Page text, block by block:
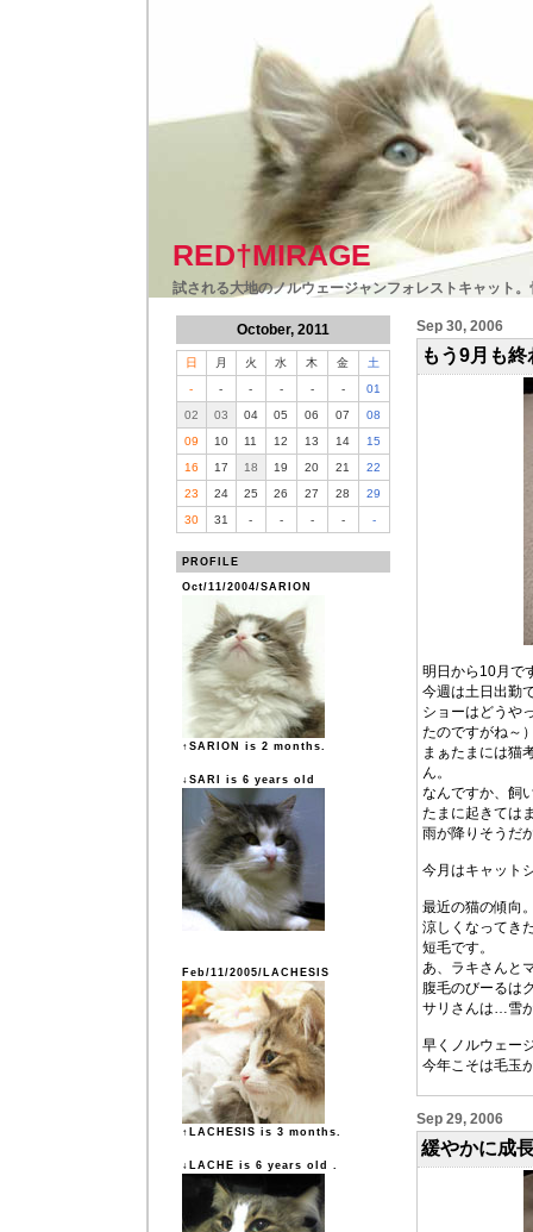
RED†MIRAGE
試される大地のノルウェージャンフォレストキャット
October, 2011
日 月 火 水 木 金
土
-
- - - - -
01
02
03 04 05 06 07
08
09
10 11 12 13 14
15
16
17 18 19 20 21
22
23
24 25 26 27 28
29
30
31 - - - - -
PROFILE
Oct/11/2004/SARION
↑SARION is 2 months.
↓SARI is 6 years old
Feb/11/2005/LACHESIS
↑LACHESIS is 3 months.
↓LACHE is 6 years old .
Sep 30, 2006
もう9月も
明日から10月で
今週は土日出勤
ショーはどうや
たのですがね～
まぁたまには猫
ん。
なんですか、飼
たまに起きては
雨が降りそうだ
今月はキャット
最近の猫の傾向
涼しくなってき
短毛です。
あ、ラキさんと
腹毛のびーるは
サリさんは…雪
早くノルウェー
今年こそは毛玉
Sep 29, 2006
緩やかに成